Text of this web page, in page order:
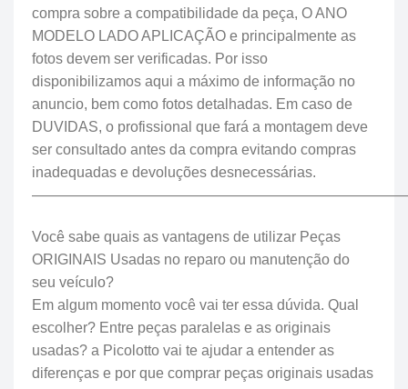
compra sobre a compatibilidade da peça, O ANO
MODELO LADO APLICAÇÃO e principalmente as
fotos devem ser verificadas. Por isso
disponibilizamos aqui a máximo de informação no
anuncio, bem como fotos detalhadas. Em caso de
DUVIDAS, o profissional que fará a montagem deve
ser consultado antes da compra evitando compras
inadequadas e devoluções desnecessárias.
Você sabe quais as vantagens de utilizar Peças
ORIGINAIS Usadas no reparo ou manutenção do
seu veículo?
Em algum momento você vai ter essa dúvida. Qual
escolher? Entre peças paralelas e as originais
usadas? a Picolotto vai te ajudar a entender as
diferenças e por que comprar peças originais usadas